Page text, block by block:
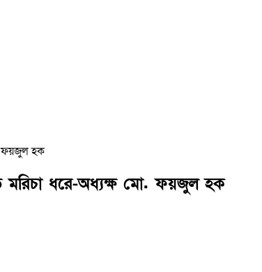
ফয়জুল হক
মরিচা ধরে-অধ্যক্ষ মো. ফয়জুল হক